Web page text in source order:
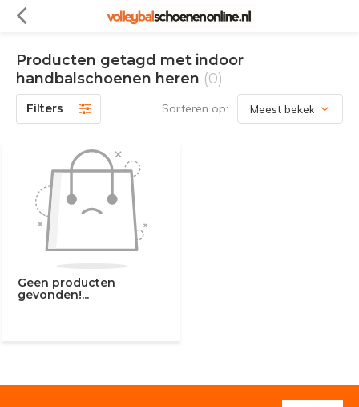
Producten getagd met indoor
handbalschoenen heren (0)
Filters Sorteren op:
Geen producten
gevonden!...